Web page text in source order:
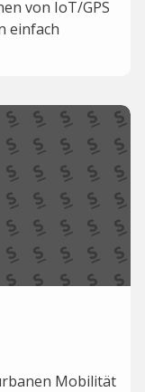
von IoT/GPS
einfach
Mobilität